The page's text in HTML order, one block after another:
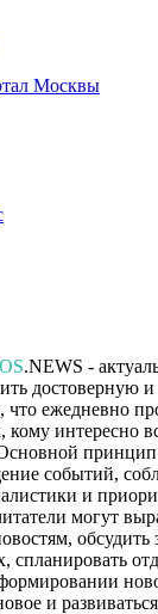
Москвы
.NEWS -
достоверную
ежедневно
интересно
принцип
событий,
и
могут
обсудить
спланировать
и